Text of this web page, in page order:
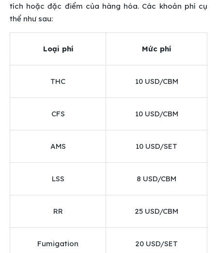
tích hoặc đặc điểm của hàng hóa. Các khoản phí cụ
thể như sau:
Loại phí Mức phí
THC 10 USD/CBM
CFS 10 USD/CBM
AMS 10 USD/SET
LSS 8 USD/CBM
RR 25 USD/CBM
Fumigation 20 USD/SET